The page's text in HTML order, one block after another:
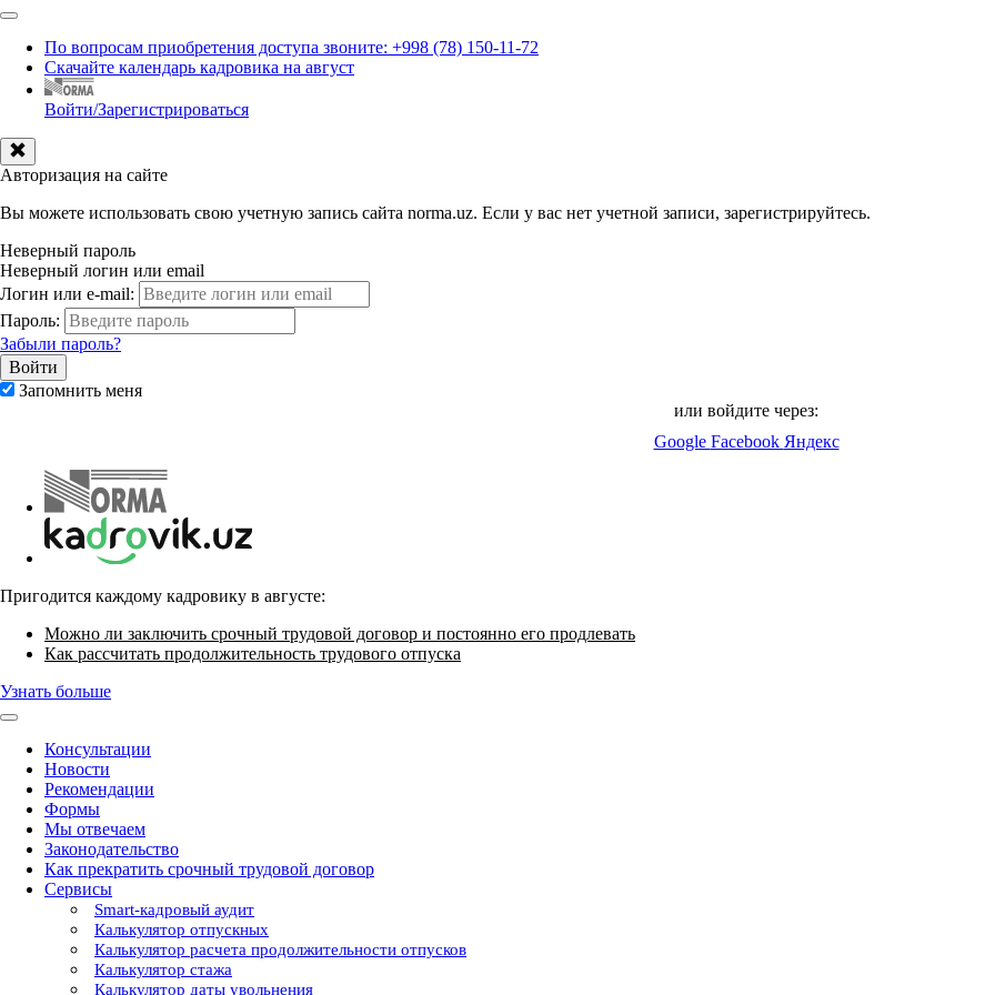
По вопросам приобретения доступа звоните: +998 (78) 150-11-72
Скачайте календарь кадровика на август
Войти/Зарегистрироваться
Авторизация на сайте
Вы можете использовать свою учетную запись сайта norma.uz. Если у вас нет учетной записи, зарегистрируйтесь.
Неверный пароль
Неверный логин или email
Логин или e-mail:
Пароль:
Забыли пароль?
Запомнить меня
или войдите через:
Google Facebook Яндекс
Пригодится каждому кадровику в августе:
Можно ли заключить срочный трудовой договор и постоянно его продлевать
Как рассчитать продолжительность трудового отпуска
Узнать больше
Консультации
Новости
Рекомендации
Формы
Мы отвечаем
Законодательство
Как прекратить срочный трудовой договор
Сервисы
Smart-кадровый аудит
Калькулятор отпускных
Калькулятор расчета продолжительности отпусков
Калькулятор стажа
Калькулятор даты увольнения